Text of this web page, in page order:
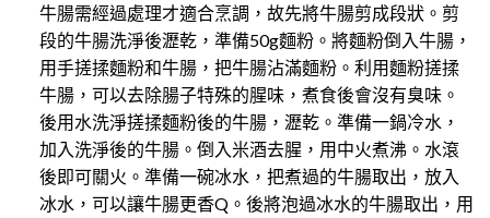
牛腸需經過處理才適合烹調，故先將牛腸剪成段狀。剪
段的牛腸洗淨後瀝乾，準備50g麵粉。將麵粉倒入牛腸，
用手搓揉麵粉和牛腸，把牛腸沾滿麵粉。利用麵粉搓揉
牛腸，可以去除腸子特殊的腥味，煮食後會沒有臭味。
後用水洗淨搓揉麵粉後的牛腸，瀝乾。準備一鍋冷水，
加入洗淨後的牛腸。倒入米酒去腥，用中火煮沸。水滾
後即可關火。準備一碗冰水，把煮過的牛腸取出，放入
冰水，可以讓牛腸更香Q。後將泡過冰水的牛腸取出，用